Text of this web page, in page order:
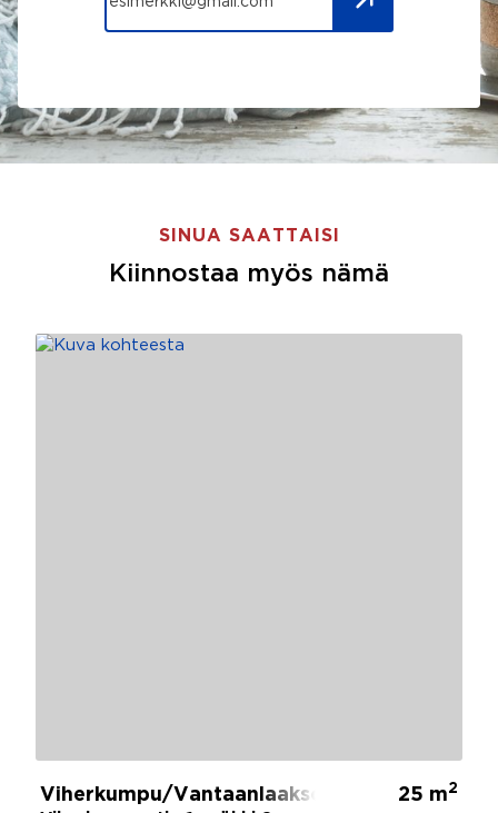
SINUA SAATTAISI
Kiinnostaa myös nämä
Viherkumpu/Vantaanlaakso, Vantaa25 m2